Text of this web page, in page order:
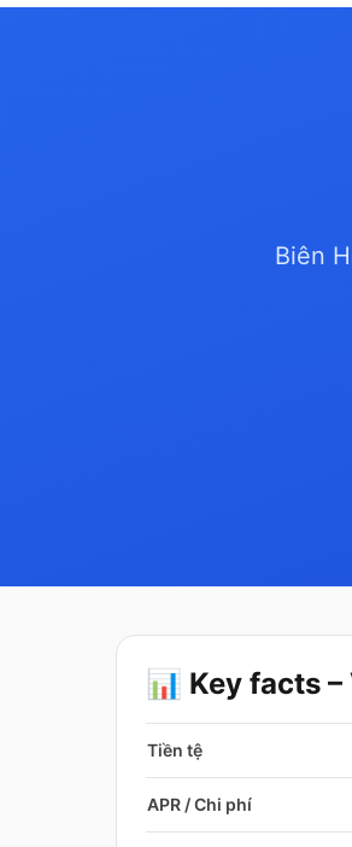
Biên
📊 Key facts
Tiền tệ
APR / Chi phí